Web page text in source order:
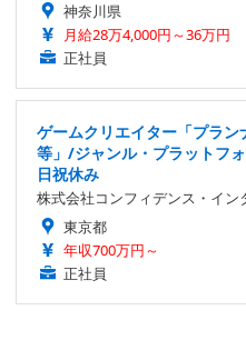
神奈川県
月給28万4,000円～36万円
正社員
ゲームクリエイター「プラ
等」/ジャンル・プラットフ
日祝休み
株式会社コンフィデンス・イン
東京都
年収700万円～
正社員